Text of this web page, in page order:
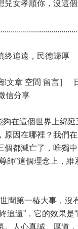
兒女孝順你，沒這個
終追遠，民德歸厚
文章 空間 留言］
信分享
夠在這個世界上綿
原因在哪裡？我們
個都滅亡了，唯獨
師”這個理念上，
間第一樁大事，沒
追遠”，它的效果是
。人心真誠、厚道